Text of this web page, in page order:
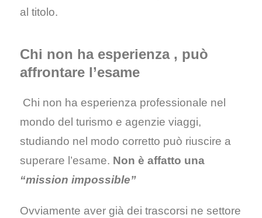
al titolo.
Chi non ha esperienza , può
affrontare l’esame
Chi non ha esperienza professionale nel
mondo del turismo e agenzie viaggi,
studiando nel modo corretto può riuscire a
superare l’esame. Non è affatto una
“mission impossible”
Ovviamente aver già dei trascorsi ne settore